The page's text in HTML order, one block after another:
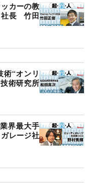
カーの教
社長 竹田
術“オンリ
術研究所
界最大手
レージ社